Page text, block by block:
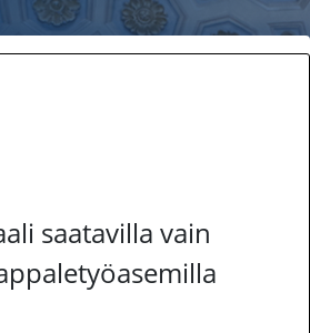
saatavilla vain